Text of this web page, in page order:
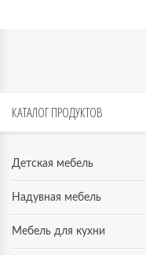
КАТАЛОГПРОДУКТОВ
Детская мебель
Надувная мебель
Мебель для кухни